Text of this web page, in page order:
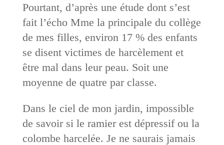
Pourtant, d’après une étude dont s’est
fait l’écho Mme la principale du collège
de mes filles, environ 17 % des enfants
se disent victimes de harcèlement et
être mal dans leur peau. Soit une
moyenne de quatre par classe.
Dans le ciel de mon jardin, impossible
de savoir si le ramier est dépressif ou la
colombe harcelée. Je ne saurais jamais